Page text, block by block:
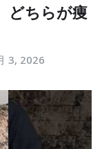
どちらが痩
3, 2026